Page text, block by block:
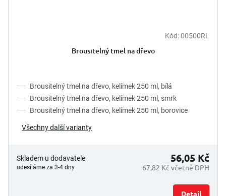
z
Kód:00500RL
Brousitelný tmel na dřevo
Brousitelný tmel na dřevo, kelímek 250 ml, bílá
Brousitelný tmel na dřevo, kelímek 250 ml, smrk
Brousitelný tmel na dřevo, kelímek 250 ml, borovice
Všechny další varianty
Skladem u dodavatele
odesíláme za 3-4 dny 67,82 Kč včetně DPH
56,05 Kč
Detail